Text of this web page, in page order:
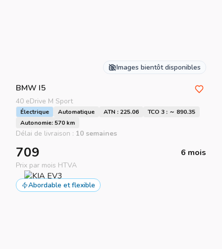
Images bientôt disponibles
BMW I5
40 eDrive M Sport
Électrique Automatique ATN : 225.06
TCO 3 : ～ 890.35
Autonomie: 570 km
Délai de livraison : 10 semaines
709 6 mois
Prix par mois HTVA
Abordable et flexible